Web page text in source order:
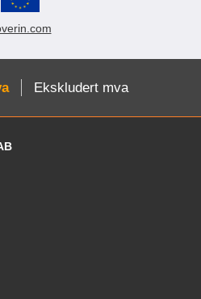
Ekskludert mva
informasjon og